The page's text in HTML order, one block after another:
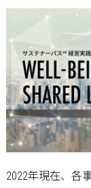
2022年現在、各